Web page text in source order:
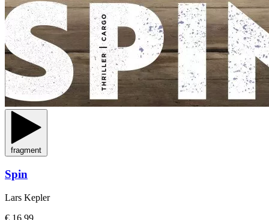
fragment
Spin
Lars Kepler
€ 16,99